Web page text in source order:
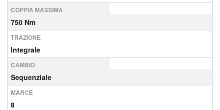
COPPIA MASSIMA
750 Nm
TRAZIONE
Integrale
CAMBIO
Sequenziale
MARCE
8